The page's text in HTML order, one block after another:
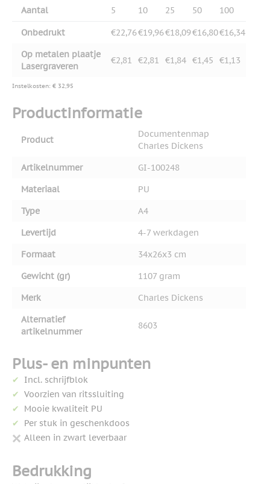
Aantal 5 10 25 50 100
Onbedrukt €22,76€19,96€18,09€16,80€16,34
Op metalen plaatje
Lasergraveren
€2,81 €2,81 €1,84 €1,45 €1,13
Instelkosten: € 32,95
Productinformatie
Product
Documentenmap
Charles Dickens
Artikelnummer
GI-100248
Materiaal
PU
Type
A4
Levertijd
4-7 werkdagen
Formaat
34x26x3 cm
Gewicht (gr)
1107 gram
Merk
Charles Dickens
Alternatief
artikelnummer
8603
Plus- en minpunten
Incl. schrijfblok
Voorzien van ritssluiting
Mooie kwaliteit PU
Per stuk in geschenkdoos
Alleen in zwart leverbaar
Bedrukking